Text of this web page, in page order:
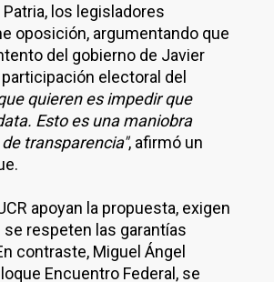
los legisladores
oposición, argumentando que
del gobierno de Javier
electoral del
quieren es impedir que
Esto es una maniobra
transparencia", afirmó un
apoyan la propuesta, exigen
respeten las garantías
contraste, Miguel Ángel
Encuentro Federal, se